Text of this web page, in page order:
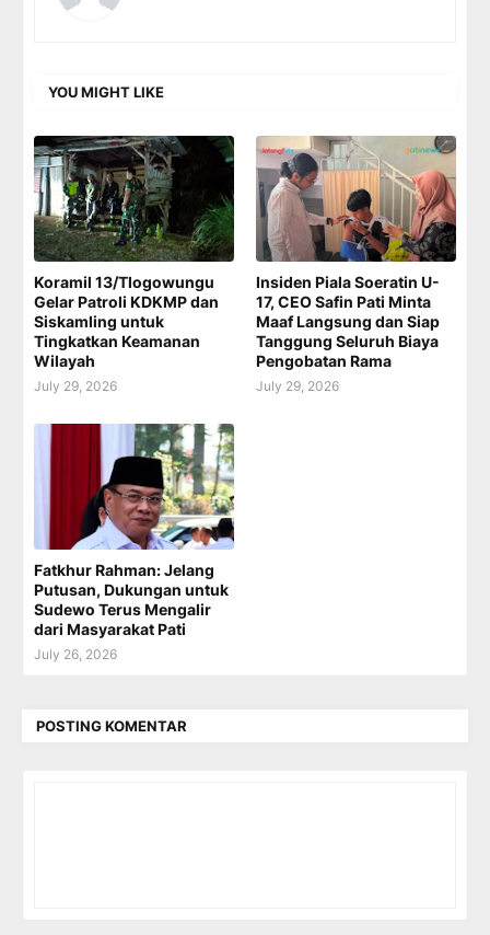
YOU MIGHT LIKE
Koramil 13/Tlogowungu
Gelar Patroli KDKMP dan
Siskamling untuk
Tingkatkan Keamanan
Wilayah
July 29, 2026
Insiden Piala Soeratin U-
17, CEO Safin Pati Minta
Maaf Langsung dan Siap
Tanggung Seluruh Biaya
Pengobatan Rama
July 29, 2026
Fatkhur Rahman: Jelang
Putusan, Dukungan untuk
Sudewo Terus Mengalir
dari Masyarakat Pati
July 26, 2026
POSTING KOMENTAR